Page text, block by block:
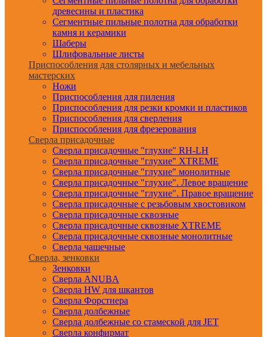
древесины и пластика
Сегментные пильные полотна для обработки
камня и керамики
Шаберы
Шлифовальные листы
Приспособления для столярных и мебельных
мастерских
Ножи
Приспособления для пиления
Приспособления для резки кромки и пластиков
Приспособления для сверления
Приспособления для фрезерования
Сверла присадочные
Сверла присадочные "глухие" RH-LH
Сверла присадочные "глухие" XTREME
Сверла присадочные "глухие" монолитные
Сверла присадочные "глухие". Левое вращение
Сверла присадочные "глухие". Правое вращение
Сверла присадочные с резьбовым хвостовиком
Сверла присадочные сквозные
Сверла присадочные сквозные XTREME
Сверла присадочные сквозные монолитные
Сверла чашечные
Сверла, зенковки
Зенковки
Сверла ANUBA
Сверла HW для шкантов
Сверла Форстнера
Сверла долбежные
Сверла долбежные со стамеской для JET
Сверла конфирмат